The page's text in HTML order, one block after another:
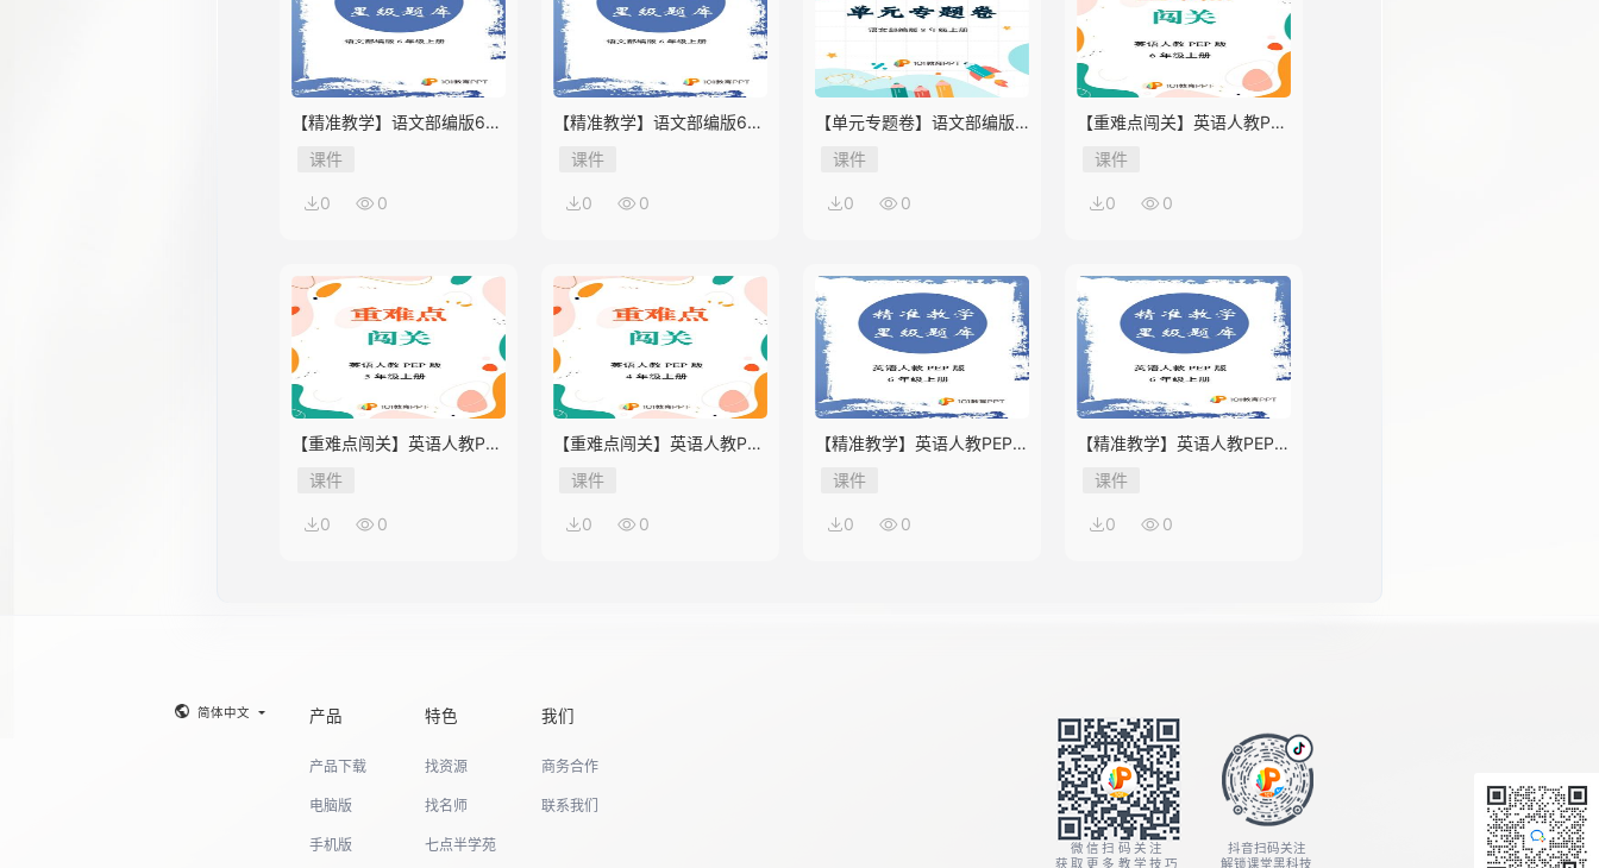
【精准教学】语文部编版6年
级上册第2单元★★★★题库
课件
0 0
【精准教学】语文部编版6年
级上册第1单元★★★题库
课件
0 0
【单元专题卷】语文部编版8
年级上册第1单元01 积累与
应用
课件
0 0
【重难点闯关】英语人教PEP
版6年级上册Unit 1
课件
0 0
【重难点闯关】英语人教PEP
版5年级上册Unit 2
课件
0 0
【重难点闯关】英语人教PEP
版4年级上册Unit 2
课件
0 0
【精准教学】英语人教PEP版
6年级上册Unit 2★★★题库
课件
0 0
【精准教学】英语人教PEP版
6年级上册Unit 1★★★题库
课件
0 0
简体中文 产品
产品下载
电脑版
手机版
特色
找资源
找名师
七点半学苑
我们
商务合作
联系我们
微信扫码关注
获取更多教学技巧
抖音扫码关注
解锁课堂黑科技